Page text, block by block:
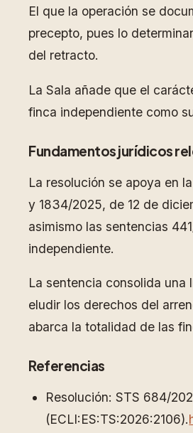
El que la operación se
precepto, pues lo
del retracto.
La Sala añade que el
finca independiente como
Fundamentos jurídicos
La resolución se apoya en
y 1834/2025, de 12 de
asimismo las sentencias
independiente.
La sentencia consolida
eludir los derechos del
abarca la totalidad de las
Referencias
Resolución: STS 684/
(ECLI:ES:TS:2026:2106).